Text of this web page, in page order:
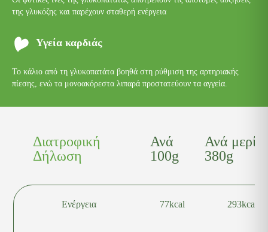
της γλυκόζης και παρέχουν σταθερή ενέργεια
Υγεία καρδιάς
Το κάλιο από τη γλυκοπατάτα βοηθά στη ρύθμιση της αρτηριακής
πίεσης, ενώ τα μονοακόρεστα λιπαρά προστατεύουν τα αγγεία.
Διατροφική
Δήλωση
Ανά
100g
Ανά
380g
Ενέργεια 77kcal 293kcal